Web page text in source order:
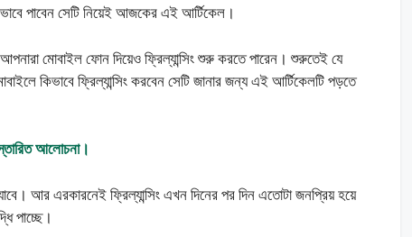
পাবেন সেটি নিয়েই আজকের এই আর্টিকেল।
মোবাইল ফোন দিয়েও ফ্রিল্যান্সিং শুরু করতে পারেন। শুরুতেই যে
কিভাবে ফ্রিল্যান্সিং করবেন সেটি জানার জন্য এই আর্টিকেলটি পড়তে
আলোচনা।
আর এরকারনেই ফ্রিল্যান্সিং এখন দিনের পর দিন এতোটা জনপ্রিয় হয়ে
পাচ্ছে।